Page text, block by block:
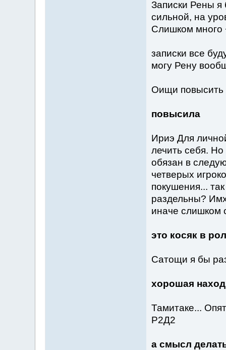
Записки Рены я
сильной, на
Слишком много
записки все
могу Рену
Оищи повысить
повысила
Ириэ Для
лечить себя.
обязан в
четверых
покушения...
раздельны?
иначе слишком
это косяк в
Сатощи я бы
хорошая
Тамитаке...
Р2Д2
а смысл